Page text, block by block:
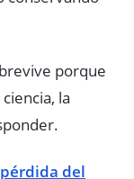
porque
la
del